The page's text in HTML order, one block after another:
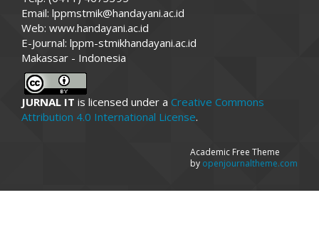
Email: lppmstmik@handayani.ac.id
Web: www.handayani.ac.id
E-Journal: lppm-stmikhandayani.ac.id
Makassar - Indonesia
JURNAL IT is licensed under a Creative Commons
Attribution 4.0 International License.
Academic Free Theme
by openjournaltheme.com